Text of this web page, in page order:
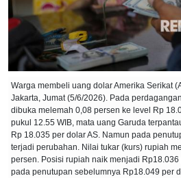
Warga membeli uang dolar Amerika Serikat
Jakarta, Jumat (5/6/2026). Pada
dibuka melemah 0,08 persen ke level Rp
pukul 12.55 WIB, mata uang Garuda
Rp 18.035 per dolar AS. Namun pada
terjadi perubahan. Nilai tukar (kurs) rupiah
persen. Posisi rupiah naik menjadi
pada penutupan sebelumnya Rp18.049 per